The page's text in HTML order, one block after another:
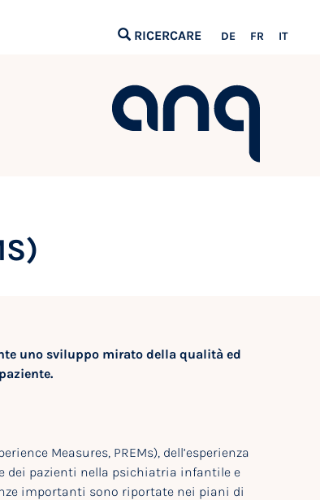
RICERCARE DE FR IT
uno sviluppo mirato della qualità ed
Measures, PREMs), dell’esperienza
dei pazienti nella psichiatria infantile e
importanti sono riportate nei piani di